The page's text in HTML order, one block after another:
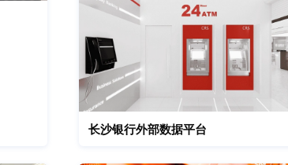
长沙银行外部数据平台